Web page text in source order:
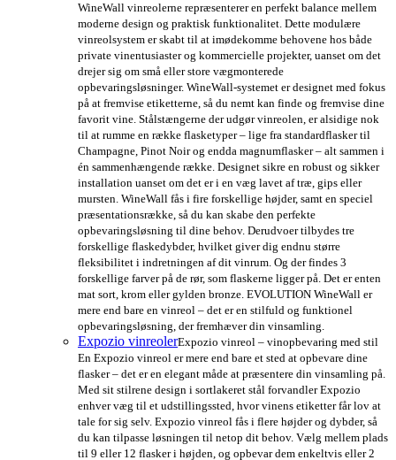
WineWall vinreolerne repræsenterer en perfekt balance mellem
moderne design og praktisk funktionalitet. Dette modulære
vinreolsystem er skabt til at imødekomme behovene hos både
private vinentusiaster og kommercielle projekter, uanset om det
drejer sig om små eller store vægmonterede
opbevaringsløsninger. WineWall-systemet er designet med fokus
på at fremvise etiketterne, så du nemt kan finde og fremvise dine
favorit vine. Stålstængerne der udgør vinreolen, er alsidige nok
til at rumme en række flasketyper – lige fra standardflasker til
Champagne, Pinot Noir og endda magnumflasker – alt sammen i
én sammenhængende række. Designet sikre en robust og sikker
installation uanset om det er i en væg lavet af træ, gips eller
mursten. WineWall fås i fire forskellige højder, samt en speciel
præsentationsrække, så du kan skabe den perfekte
opbevaringsløsning til dine behov. Derudvoer tilbydes tre
forskellige flaskedybder, hvilket giver dig endnu større
fleksibilitet i indretningen af dit vinrum. Og der findes 3
forskellige farver på de rør, som flaskerne ligger på. Det er enten
mat sort, krom eller gylden bronze. EVOLUTION WineWall er
mere end bare en vinreol – det er en stilfuld og funktionel
opbevaringsløsning, der fremhæver din vinsamling.
Expozio vinreolerExpozio vinreol – vinopbevaring med stil
En Expozio vinreol er mere end bare et sted at opbevare dine
flasker – det er en elegant måde at præsentere din vinsamling på.
Med sit stilrene design i sortlakeret stål forvandler Expozio
enhver væg til et udstillingssted, hvor vinens etiketter får lov at
tale for sig selv. Expozio vinreol fås i flere højder og dybder, så
du kan tilpasse løsningen til netop dit behov. Vælg mellem plads
til 9 eller 12 flasker i højden, og opbevar dem enkeltvis eller 2